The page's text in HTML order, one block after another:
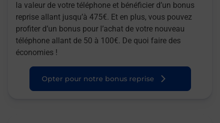
la valeur de votre téléphone et bénéficier d’un bonus
reprise allant jusqu’à 475€. Et en plus, vous pouvez
profiter d’un bonus pour l’achat de votre nouveau
téléphone allant de 50 à 100€. De quoi faire des
économies !
Opter pour notre bonus reprise